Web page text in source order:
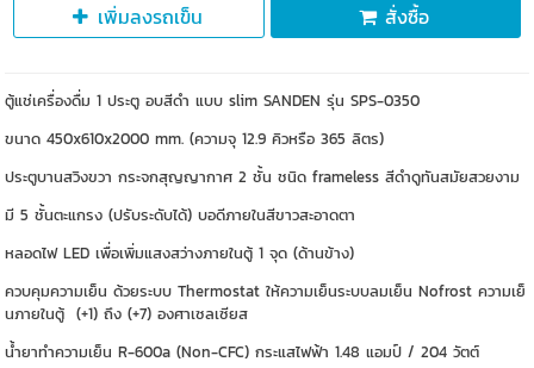
เพิ่มลงรถเข็น สั่งซื้อ
ตู้แช่เครื่องดื่ม 1 ประตู อบสีดำ แบบ slim SANDEN รุ่น SPS-0350
ขนาด 450x610x2000 mm. (ความจุ 12.9 คิวหรือ 365 ลิตร)
ประตูบานสวิงขวา กระจกสุญญากาศ 2 ชั้น ชนิด frameless สีดำดูทันสมัยสวยงาม
มี 5 ชั้นตะแกรง (ปรับระดับได้) บอดีภายในสีขาวสะอาดตา
หลอดไฟ LED เพื่อเพิ่มแสงสว่างภายในตู้ 1 จุด (ด้านข้าง)
ควบคุมความเย็น ด้วยระบบ Thermostat ให้ความเย็นระบบลมเย็น Nofrost ความเย็
นภายในตู้ (+1) ถึง (+7) องศาเซลเซียส
น้ำยาทำความเย็น R-600a (Non-CFC) กระแสไฟฟ้า 1.48 แอมป์ / 204 วัตต์